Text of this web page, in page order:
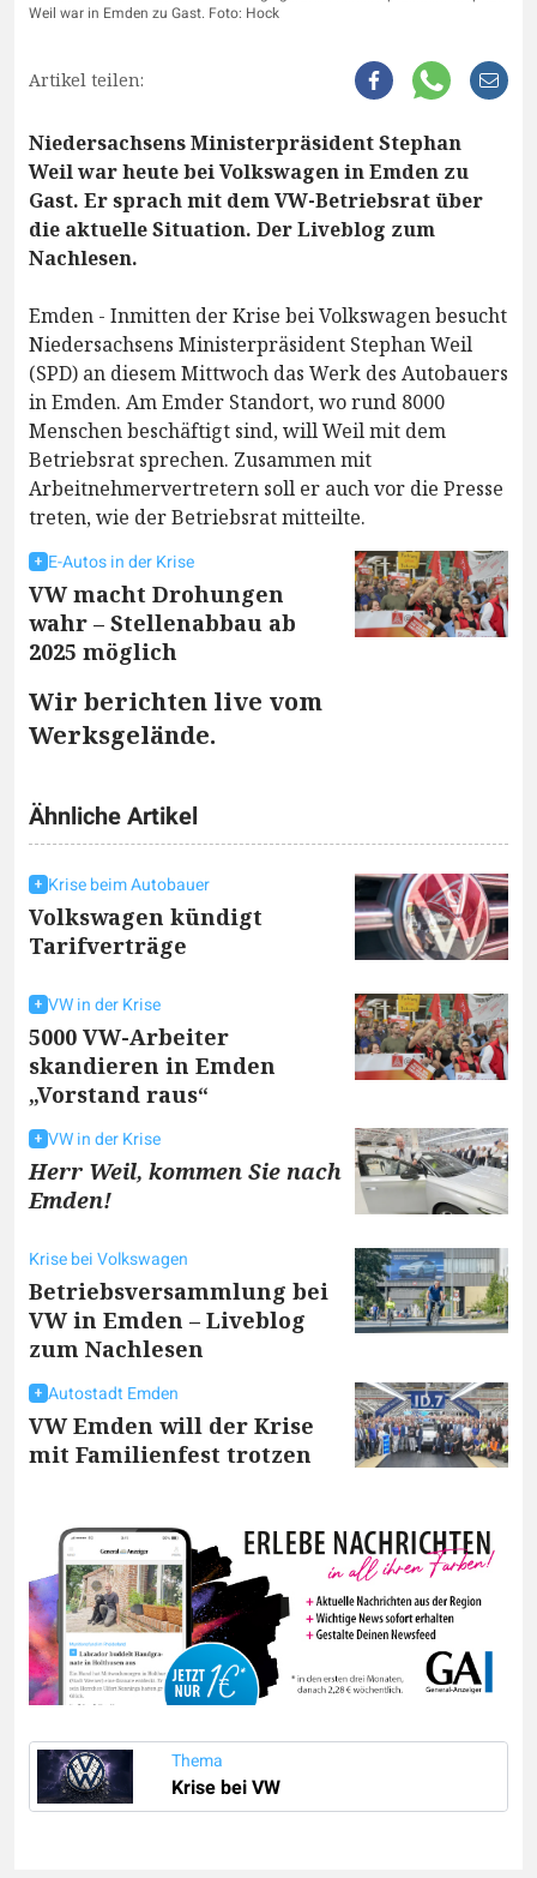
Weil war in Emden zu Gast. Foto: Hock
Artikel teilen:
Niedersachsens Ministerpräsident Stephan
Weil war heute bei Volkswagen in Emden zu
Gast. Er sprach mit dem VW-Betriebsrat über
die aktuelle Situation. Der Liveblog zum
Nachlesen.
Emden - Inmitten der Krise bei Volkswagen besucht
Niedersachsens Ministerpräsident Stephan Weil
(SPD) an diesem Mittwoch das Werk des Autobauers
in Emden. Am Emder Standort, wo rund 8000
Menschen beschäftigt sind, will Weil mit dem
Betriebsrat sprechen. Zusammen mit
Arbeitnehmervertretern soll er auch vor die Presse
treten, wie der Betriebsrat mitteilte.
E-Autos in der Krise
VW macht Drohungen
wahr – Stellenabbau ab
2025 möglich
Wir berichten live vom
Werksgelände.
Ähnliche Artikel
Krise beim Autobauer
Volkswagen kündigt
Tarifverträge
VW in der Krise
5000 VW-Arbeiter
skandieren in Emden
„Vorstand raus“
VW in der Krise
Herr Weil, kommen Sie nach
Emden!
Krise bei Volkswagen
Betriebsversammlung bei
VW in Emden – Liveblog
zum Nachlesen
Autostadt Emden
VW Emden will der Krise
mit Familienfest trotzen
Thema
Krise bei VW